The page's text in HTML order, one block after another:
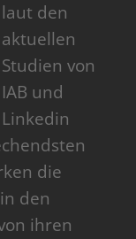
laut den
aktuellen
Studien von
IAB und
Linkedin
die
den
ihren